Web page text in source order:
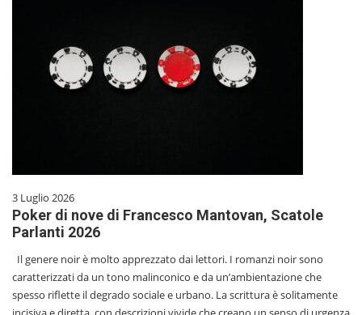
3 Luglio 2026
Poker di nove di Francesco Mantovan, Scatole
Parlanti 2026
Il genere noir è molto apprezzato dai lettori. I romanzi noir sono
caratterizzati da un tono malinconico e da un’ambientazione che
spesso riflette il degrado sociale e urbano. La scrittura è solitamente